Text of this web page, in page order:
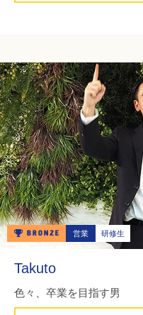
営業 研修生
Takuto
色々、卒業を目指す男